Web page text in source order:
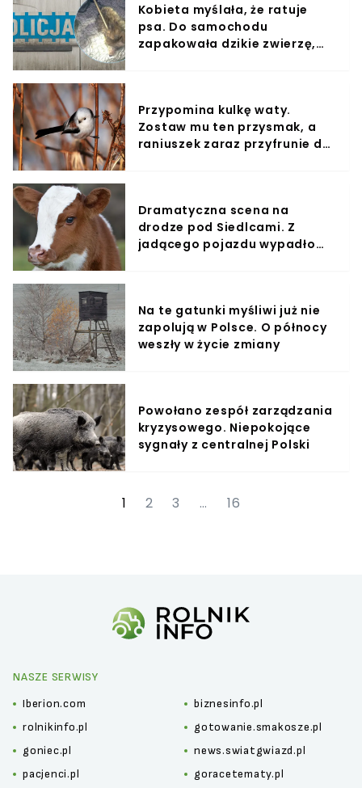
Kobieta myślała, że ratuje
psa. Do samochodu
zapakowała dzikie zwierzę,
Przypomina kulkę waty.
Zostaw mu ten przysmak, a
raniuszek zaraz przyfrunie do
Dramatyczna scena na
drodze pod Siedlcami. Z
jadącego pojazdu wypadło
Na te gatunki myśliwi już nie
zapolują w Polsce. O północy
weszły w życie zmiany
Powołano zespół zarządzania
kryzysowego. Niepokojące
sygnały z centralnej Polski
1 2 3 … 16
NASZE SERWISY
Iberion.com
biznesinfo.pl
rolnikinfo.pl
gotowanie.smakosze.pl
goniec.pl
news.swiatgwiazd.pl
pacjenci.pl
goracetematy.pl